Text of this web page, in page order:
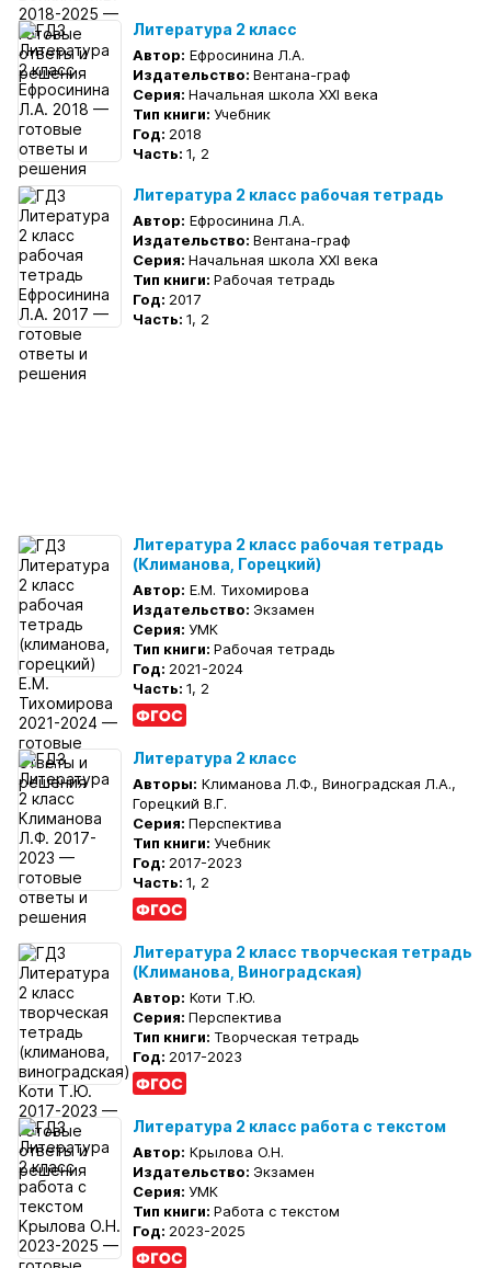
Литература 2 класс
Автор: Ефросинина Л.А.
Издательство: Вентана-граф
Серия: Начальная школа XXI века
Тип книги: Учебник
Год: 2018
Часть: 1, 2
Литература 2 класс рабочая тетрадь
Автор: Ефросинина Л.А.
Издательство: Вентана-граф
Серия: Начальная школа XXI века
Тип книги: Рабочая тетрадь
Год: 2017
Часть: 1, 2
Литература 2 класс рабочая тетрадь
(Климанова, Горецкий)
Автор: Е.М. Тихомирова
Издательство: Экзамен
Серия: УМК
Тип книги: Рабочая тетрадь
Год: 2021-2024
Часть: 1, 2
Литература 2 класс
Авторы: Климанова Л.Ф., Виноградская Л.А.,
Горецкий В.Г.
Серия: Перспектива
Тип книги: Учебник
Год: 2017-2023
Часть: 1, 2
Литература 2 класс творческая тетрадь
(Климанова, Виноградская)
Автор: Коти Т.Ю.
Серия: Перспектива
Тип книги: Творческая тетрадь
Год: 2017-2023
Литература 2 класс работа с текстом
Автор: Крылова О.Н.
Издательство: Экзамен
Серия: УМК
Тип книги: Работа с текстом
Год: 2023-2025